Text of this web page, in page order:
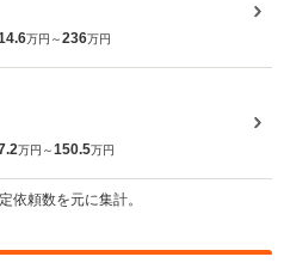
万円～236万円
万円～150.5万円
依頼数を元に集計。